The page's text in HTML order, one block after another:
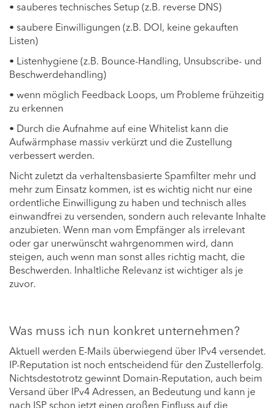
• sauberes technisches Setup (z.B. reverse DNS)
• saubere Einwilligungen (z.B. DOI, keine gekauften
Listen)
• Listenhygiene (z.B. Bounce-Handling, Unsubscribe- und
Beschwerdehandling)
• wenn möglich Feedback Loops, um Probleme frühzeitig
zu erkennen
• Durch die Aufnahme auf eine Whitelist kann die
Aufwärmphase massiv verkürzt und die Zustellung
verbessert werden.
Nicht zuletzt da verhaltensbasierte Spamfilter mehr und
mehr zum Einsatz kommen, ist es wichtig nicht nur eine
ordentliche Einwilligung zu haben und technisch alles
einwandfrei zu versenden, sondern auch relevante Inhalte
anzubieten. Wenn man vom Empfänger als irrelevant
oder gar unerwünscht wahrgenommen wird, dann
steigen, auch wenn man sonst alles richtig macht, die
Beschwerden. Inhaltliche Relevanz ist wichtiger als je
zuvor.
Was muss ich nun konkret unternehmen?
Aktuell werden E-Mails überwiegend über IPv4 versendet.
IP-Reputation ist noch entscheidend für den Zustellerfolg.
Nichtsdestotrotz gewinnt Domain-Reputation, auch beim
Versand über IPv4 Adressen, an Bedeutung und kann je
nach ISP schon jetzt einen großen Einfluss auf die